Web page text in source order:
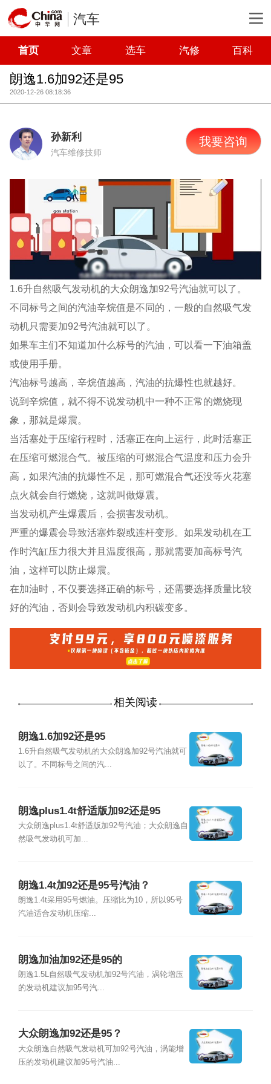
汽车
首页 文章 选车 汽修 百科
朗逸1.6加92还是95
2020-12-26 08:18:36
孙新利
汽车维修技师
我要咨询
1.6升自然吸气发动机的大众朗逸加92号汽油就可以了。
不同标号之间的汽油辛烷值是不同的，一般的自然吸气发
动机只需要加92号汽油就可以了。
如果车主们不知道加什么标号的汽油，可以看一下油箱盖
或使用手册。
汽油标号越高，辛烷值越高，汽油的抗爆性也就越好。
说到辛烷值，就不得不说发动机中一种不正常的燃烧现
象，那就是爆震。
当活塞处于压缩行程时，活塞正在向上运行，此时活塞正
在压缩可燃混合气。被压缩的可燃混合气温度和压力会升
高，如果汽油的抗爆性不足，那可燃混合气还没等火花塞
点火就会自行燃烧，这就叫做爆震。
当发动机产生爆震后，会损害发动机。
严重的爆震会导致活塞炸裂或连杆变形。如果发动机在工
作时汽缸压力很大并且温度很高，那就需要加高标号汽
油，这样可以防止爆震。
在加油时，不仅要选择正确的标号，还需要选择质量比较
好的汽油，否则会导致发动机内积碳变多。
相关阅读
朗逸1.6加92还是95
1.6升自然吸气发动机的大众朗逸加92号汽油就可
以了。不同标号之间的汽...
朗逸plus1.4t舒适版加92还是95
大众朗逸plus1.4t舒适版加92号汽油；大众朗逸自
然吸气发动机可加...
朗逸1.4t加92还是95号汽油？
朗逸1.4t采用95号燃油。压缩比为10，所以95号
汽油适合发动机压缩...
朗逸加油加92还是95的
朗逸1.5L自然吸气发动机加92号汽油，涡轮增压
的发动机建议加95号汽...
大众朗逸加92还是95？
大众朗逸自然吸气发动机可加92号汽油，涡能增
压的发动机建议加95号汽油...